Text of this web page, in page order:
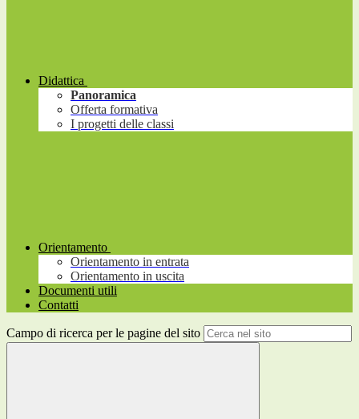
Didattica
Panoramica
Offerta formativa
I progetti delle classi
Orientamento
Orientamento in entrata
Orientamento in uscita
Documenti utili
Contatti
Campo di ricerca per le pagine del sito